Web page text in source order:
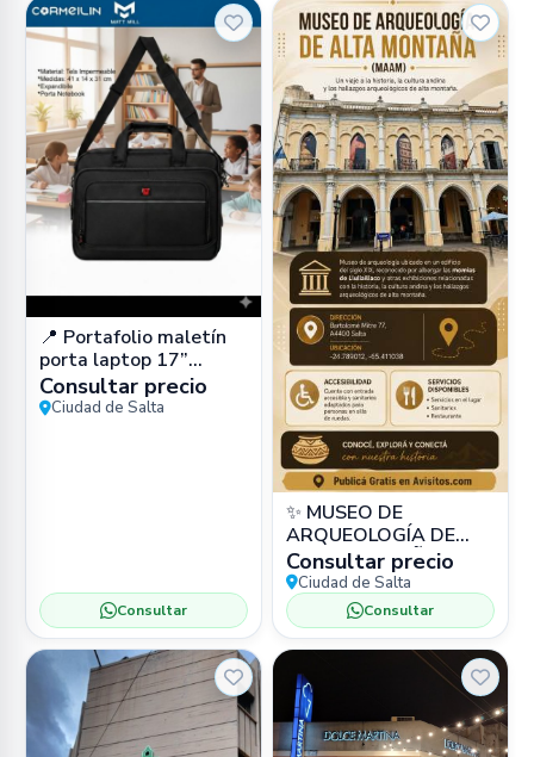
📍 Portafolio maletín
porta laptop 17”
impermeable (cuero
PU) en Zona Sur, Salta
Consultar precio
Ciudad de Salta
Consultar
✨ MUSEO DE
ARQUEOLOGÍA DE
ALTA MONTAÑA
(MAAM) 📍 Bartolomé
Mitre 77, Salta 🏛️
Museo
Consultar precio
Ciudad de Salta
Consultar